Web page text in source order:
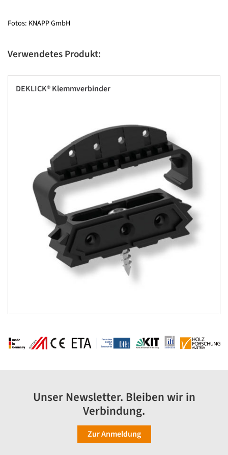
Fotos: KNAPP GmbH
Verwendetes Produkt:
DEKLICK® Klemmverbinder
Unser Newsletter. Bleiben wir in
Verbindung.
Zur Anmeldung